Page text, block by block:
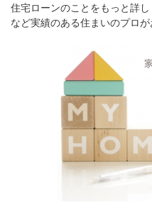
住宅ローンのことをもっと詳
など実績のある住まいのプロ